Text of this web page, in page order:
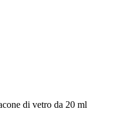
di vetro da 20 ml